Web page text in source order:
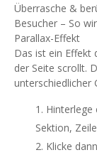
Überrasche &
Besucher – So
Parallax-Effekt
Das ist ein Effekt
der Seite scrollt.
unterschiedlicher
Hinterlege
Sektion,
Klicke